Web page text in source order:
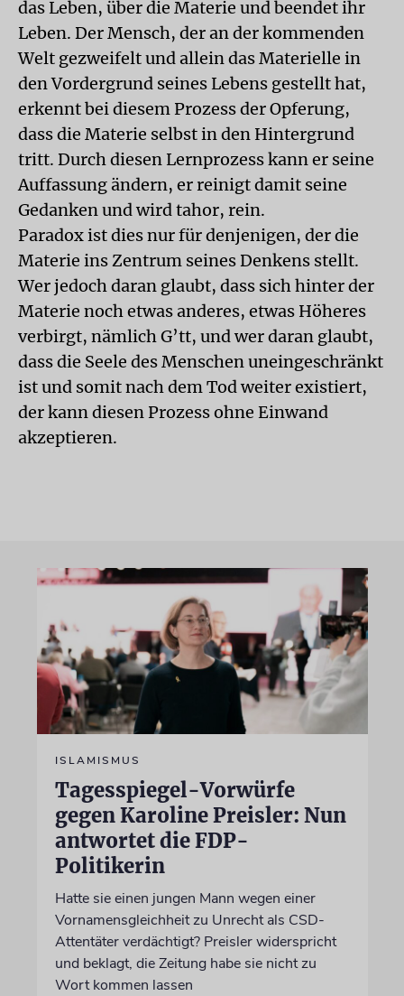
das Leben, über die Materie und beendet ihr
Leben. Der Mensch, der an der kommenden
Welt gezweifelt und allein das Materielle in
den Vordergrund seines Lebens gestellt hat,
erkennt bei diesem Prozess der Opferung,
dass die Materie selbst in den Hintergrund
tritt. Durch diesen Lernprozess kann er seine
Auffassung ändern, er reinigt damit seine
Gedanken und wird tahor, rein.
Paradox ist dies nur für denjenigen, der die
Materie ins Zentrum seines Denkens stellt.
Wer jedoch daran glaubt, dass sich hinter der
Materie noch etwas anderes, etwas Höheres
verbirgt, nämlich G’tt, und wer daran glaubt,
dass die Seele des Menschen uneingeschränkt
ist und somit nach dem Tod weiter existiert,
der kann diesen Prozess ohne Einwand
akzeptieren.
ISLAMISMUS
Tagesspiegel-Vorwürfe
gegen Karoline Preisler: Nun
antwortet die FDP-
Politikerin
Hatte sie einen jungen Mann wegen einer
Vornamensgleichheit zu Unrecht als CSD-
Attentäter verdächtigt? Preisler widerspricht
und beklagt, die Zeitung habe sie nicht zu
Wort kommen lassen